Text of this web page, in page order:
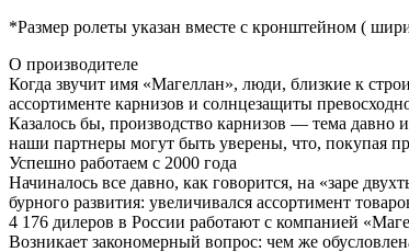
*Размер ролеты указан вместе с кронштейном (
О производителе
Когда звучит имя «Магеллан», люди, близкие к
ассортименте карнизов и солнцезащиты
Казалось бы, производство карнизов — тема давно
наши партнеры могут быть уверены, что, покупая
Успешно работаем с 2000 года
Начиналось все давно, как говорится, на «заре
бурного развития: увеличивался ассортимент
4 176 дилеров в России работают с компанией
Возникает закономерный вопрос: чем же